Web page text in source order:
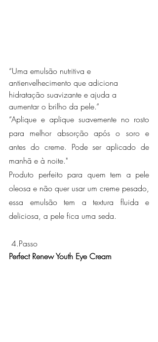
“Uma emulsão nutritiva e
antienvelhecimento que adiciona
hidratação suavizante e ajuda a
aumentar o brilho da pele.”
“Aplique e aplique suavemente no rosto
para melhor absorção após o soro e
antes do creme. Pode ser aplicado de
manhã e à noite."
Produto perfeito para quem tem a pele
oleosa e não quer usar um creme pesado,
essa emulsão tem a textura fluida e
deliciosa, a pele fica uma seda.
4.Passo
Perfect Renew Youth Eye Cream